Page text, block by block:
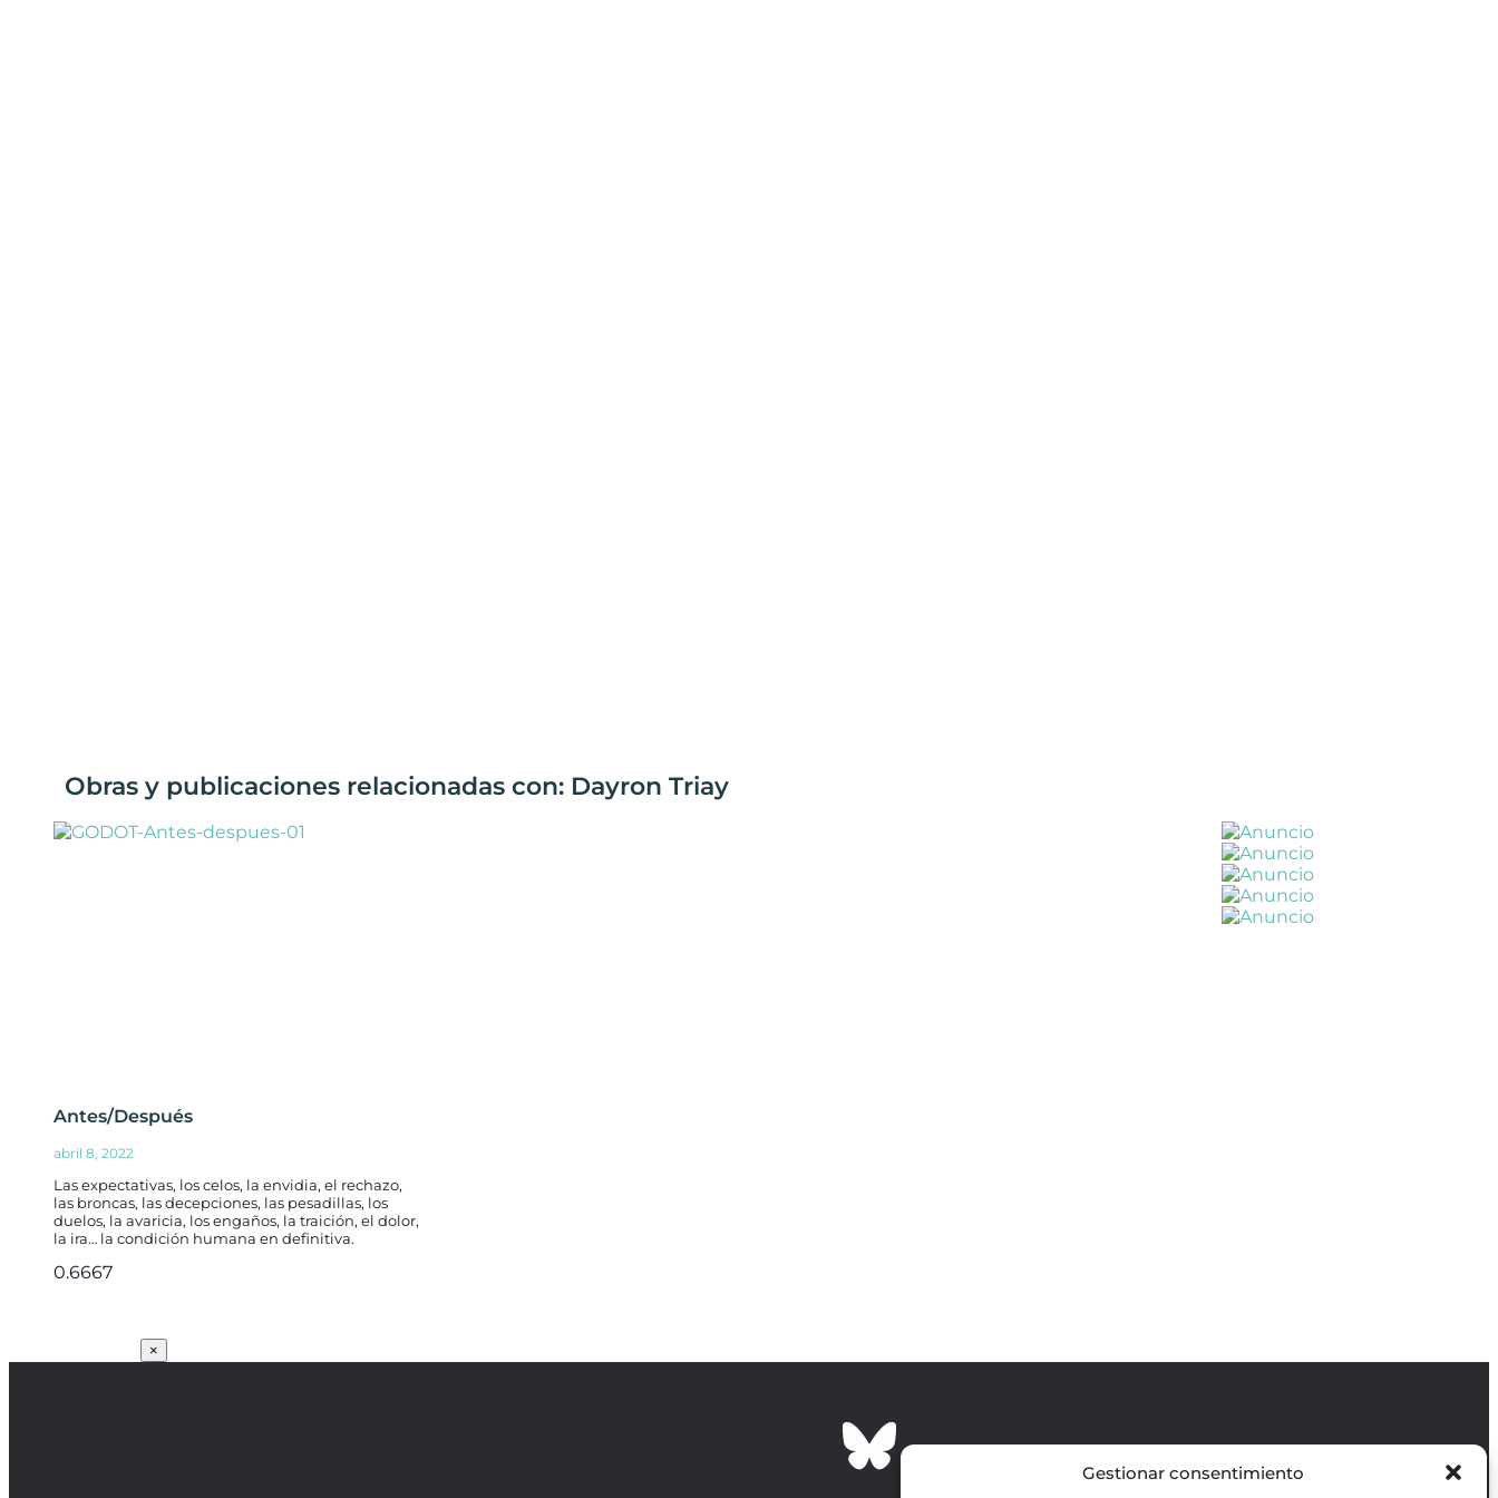
Gestionar consentimiento
Obras y publicaciones relacionadas con: Dayron Triay
Antes/Después
abril 8, 2022
Las expectativas, los celos, la envidia, el rechazo,
las broncas, las decepciones, las pesadillas, los
duelos, la avaricia, los engaños, la traición, el dolor,
la ira… la condición humana en definitiva.
×
Revista GODOT
es una revista